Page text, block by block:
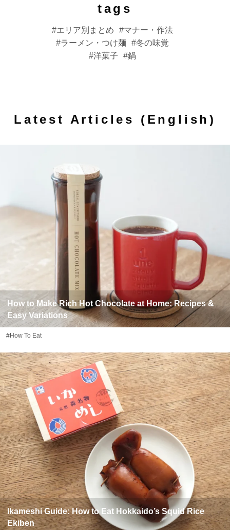
tags
エリア別まとめ
マナー・作法
ラーメン・つけ麺
冬の味覚
洋菓子
鍋
Latest Articles (English)
How to Make Rich Hot Chocolate at Home: Recipes &
Easy Variations
#How To Eat
Ikameshi Guide: How to Eat Hokkaido’s Squid Rice
Ekiben